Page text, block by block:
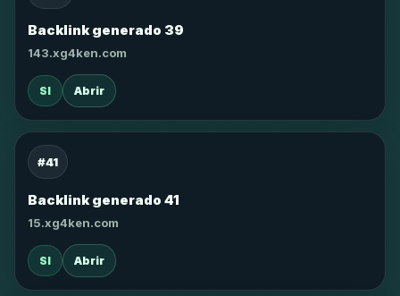
Backlink generado 39
143.xg4ken.com
SI Abrir
#41
Backlink generado 41
15.xg4ken.com
SI Abrir